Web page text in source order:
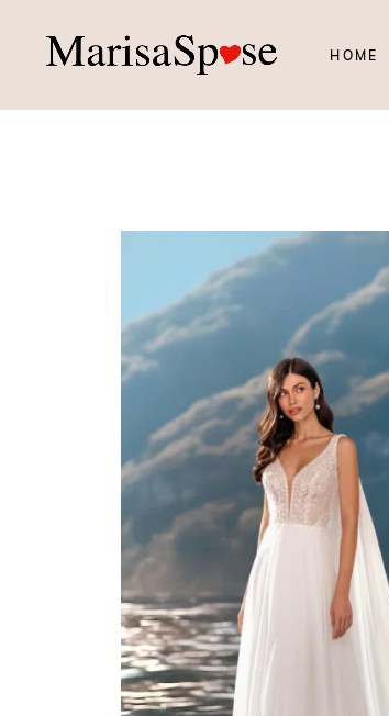
HOME